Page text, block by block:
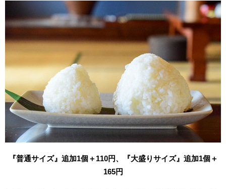
『普通サイズ』追加1個＋110円、『大盛りサイズ』追加1個＋
165円